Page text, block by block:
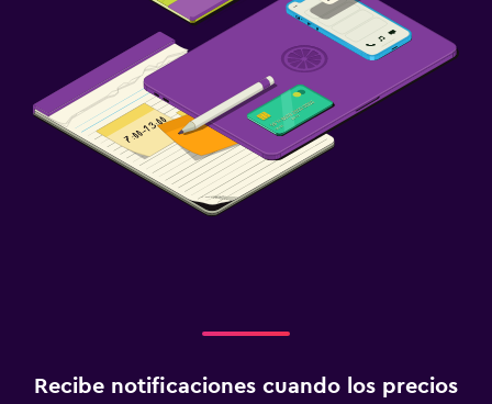
Recibe notificaciones cuando los precios